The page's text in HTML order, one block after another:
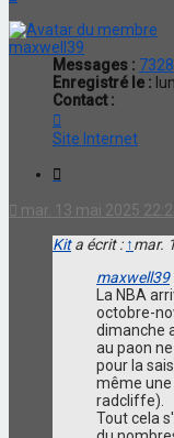
maxwell39
Messages : 7328
Enregistré le :
Contact :
maxwell39
Site Internet
mar. 13 mai 2025
Kita écrit : ↑mar.
maxwell39
La NBA
octobre-
dimanche
au paon
pour la
même une
radcliffe).
Tout cela